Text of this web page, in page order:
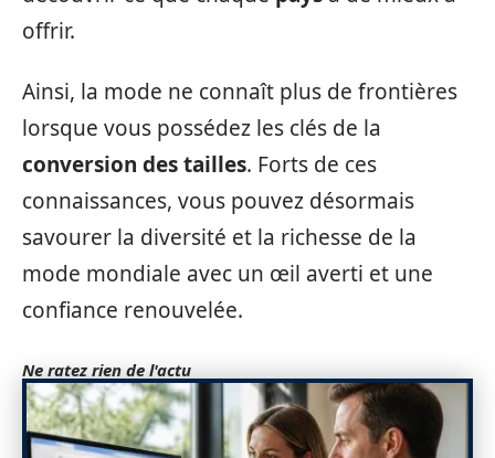
offrir.
Ainsi, la mode ne connaît plus de frontières
lorsque vous possédez les clés de la
conversion des tailles. Forts de ces
connaissances, vous pouvez désormais
savourer la diversité et la richesse de la
mode mondiale avec un œil averti et une
confiance renouvelée.
Ne ratez rien de l'actu